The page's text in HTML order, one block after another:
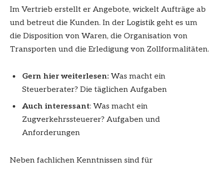
Im Vertrieb erstellt er Angebote, wickelt Aufträge ab
und betreut die Kunden. In der Logistik geht es um
die Disposition von Waren, die Organisation von
Transporten und die Erledigung von Zollformalitäten.
Gern hier weiterlesen: Was macht ein
Steuerberater? Die täglichen Aufgaben
Auch interessant: Was macht ein
Zugverkehrssteuerer? Aufgaben und
Anforderungen
Neben fachlichen Kenntnissen sind für